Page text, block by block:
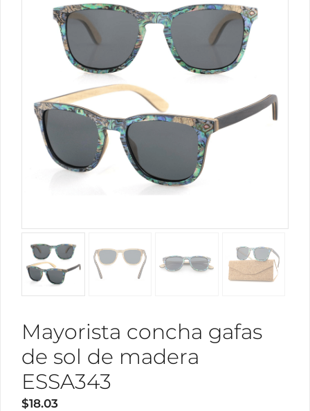
Mayorista concha gafas
de sol de madera
ESSA343
$18.03